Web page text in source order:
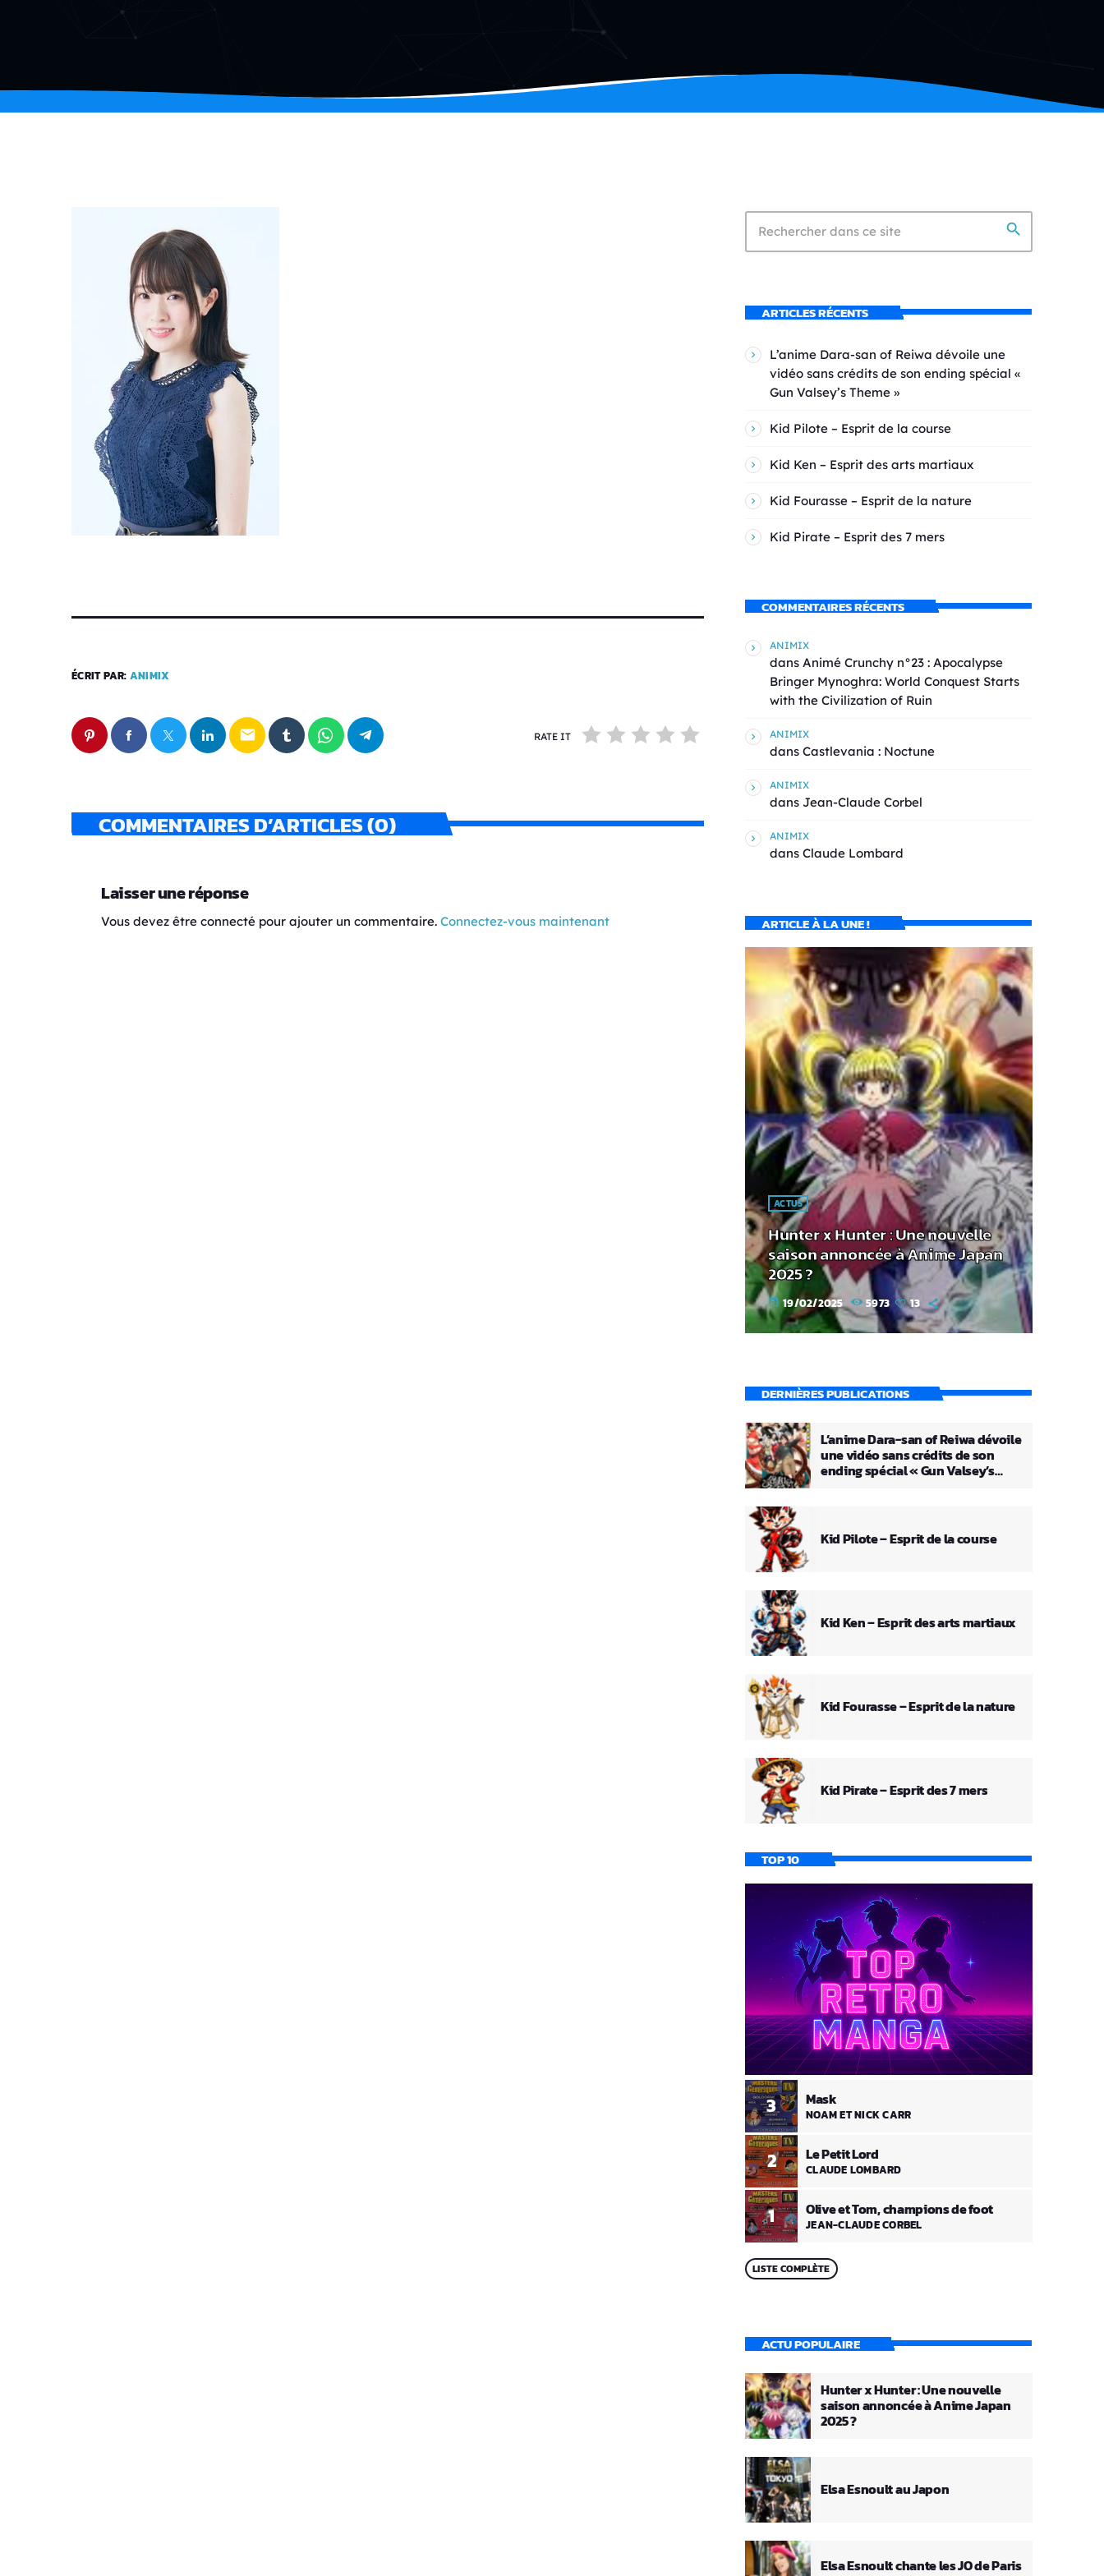
ÉCRIT PAR: ANIMIX
email RATE IT
COMMENTAIRES D’ARTICLES (0)
Laisser une réponse
Vous devez être connecté pour ajouter un commentaire. Connectez-vous maintenant
search
ARTICLES RÉCENTS
L’anime Dara-san of Reiwa dévoile une
vidéo sans crédits de son ending spécial «
Gun Valsey’s Theme »
Kid Pilote – Esprit de la course
Kid Ken – Esprit des arts martiaux
Kid Fourasse – Esprit de la nature
Kid Pirate – Esprit des 7 mers
COMMENTAIRES RÉCENTS
ANIMIX
dans Animé Crunchy n°23 : Apocalypse
Bringer Mynoghra: World Conquest Starts
with the Civilization of Ruin
ANIMIX
dans Castlevania : Noctune
ANIMIX
dans Jean-Claude Corbel
ANIMIX
dans Claude Lombard
ARTICLE À LA UNE !
ACTUS
Hunter x Hunter : Une nouvelle
saison annoncée à Anime Japan
2025 ?
today 19/02/2025 5973 13
DERNIÈRES PUBLICATIONS
L’anime Dara-san of Reiwa dévoile
une vidéo sans crédits de son
ending spécial « Gun Valsey’s
Kid Pilote – Esprit de la course
Kid Ken – Esprit des arts martiaux
Kid Fourasse – Esprit de la nature
Kid Pirate – Esprit des 7 mers
TOP 10
1 Olive et Tom, champions de foot
JEAN-CLAUDE CORBEL
2 Le Petit Lord
CLAUDE LOMBARD
3 Mask
NOAM ET NICK CARR
LISTE COMPLÈTE
ACTU POPULAIRE
Hunter x Hunter : Une nouvelle
saison annoncée à Anime Japan
2025 ?
Elsa Esnoult au Japon
Elsa Esnoult chante les JO de Paris